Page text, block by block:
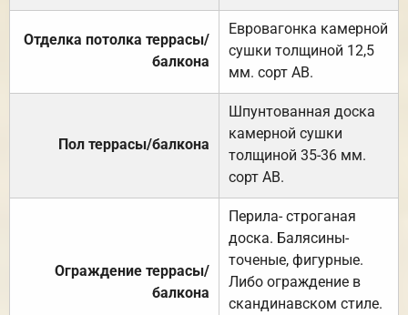
Отделка потолка террасы/
балкона
Евровагонка камерной
сушки толщиной 12,5
мм. сорт АВ.
Пол террасы/балкона
Шпунтованная доска
камерной сушки
толщиной 35-36 мм.
сорт АВ.
Ограждение террасы/
балкона
Перила- строганая
доска. Балясины-
точеные, фигурные.
Либо ограждение в
скандинавском стиле.